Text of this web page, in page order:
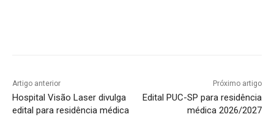
Artigo anterior
Hospital Visão Laser divulga
edital para residência médica
Próximo artigo
Edital PUC-SP para residência
médica 2026/2027